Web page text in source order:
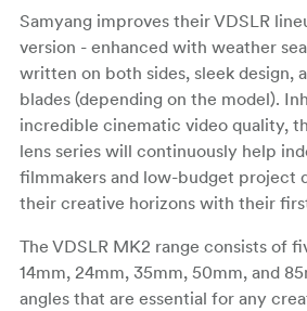
Samyang improves their VDSLR
version - enhanced with weather
written on both sides, sleek design,
blades (depending on the model).
incredible cinematic video quality,
lens series will continuously help
filmmakers and low-budget project
their creative horizons with their
The VDSLR MK2 range consists of
14mm, 24mm, 35mm, 50mm, and
angles that are essential for any